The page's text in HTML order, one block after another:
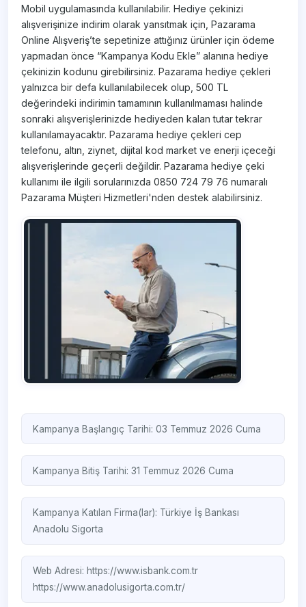
Mobil uygulamasında kullanılabilir. Hediye çekinizi
alışverişinize indirim olarak yansıtmak için, Pazarama
Online Alışveriş’te sepetinize attığınız ürünler için ödeme
yapmadan önce “Kampanya Kodu Ekle” alanına hediye
çekinizin kodunu girebilirsiniz. Pazarama hediye çekleri
yalnızca bir defa kullanılabilecek olup, 500 TL
değerindeki indirimin tamamının kullanılmaması halinde
sonraki alışverişlerinizde hediyeden kalan tutar tekrar
kullanılamayacaktır. Pazarama hediye çekleri cep
telefonu, altın, ziynet, dijital kod market ve enerji içeceği
alışverişlerinde geçerli değildir. Pazarama hediye çeki
kullanımı ile ilgili sorularınızda 0850 724 79 76 numaralı
Pazarama Müşteri Hizmetleri'nden destek alabilirsiniz.
Kampanya Başlangıç Tarihi: 03 Temmuz 2026 Cuma
Kampanya Bitiş Tarihi: 31 Temmuz 2026 Cuma
Kampanya Katılan Firma(lar): Türkiye İş Bankası
Anadolu Sigorta
Web Adresi: https://www.isbank.com.tr
https://www.anadolusigorta.com.tr/